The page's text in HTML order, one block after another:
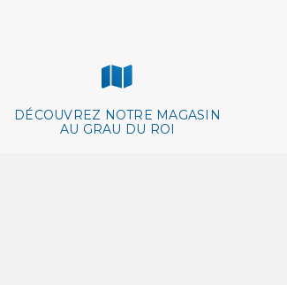
DÉCOUVREZ NOTRE MAGASIN
AU GRAU DU ROI